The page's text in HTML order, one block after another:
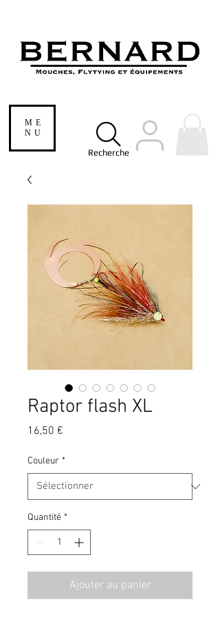
ME
NU
Recherche
Raptor flash XL
16,50 €
Couleur *
Quantité *
Ajouter au panier